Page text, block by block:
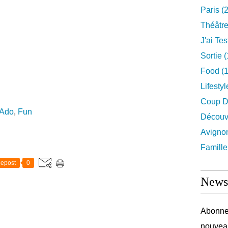
, Fun
0
Paris
Théâtre
J'ai
Sortie
Food
Coup
Famille